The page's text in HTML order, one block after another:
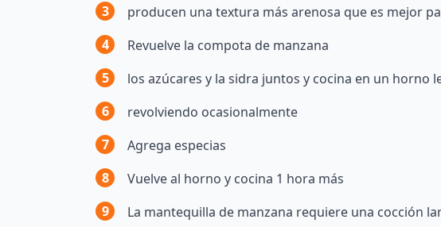
3
producen una textura más arenosa que es mejor
4
Revuelve la compota de manzana
5
los azúcares y la sidra juntos y cocina en un horno
6
revolviendo ocasionalmente
7
Agrega especias
8
Vuelve al horno y cocina 1 hora más
9
La mantequilla de manzana requiere una cocción